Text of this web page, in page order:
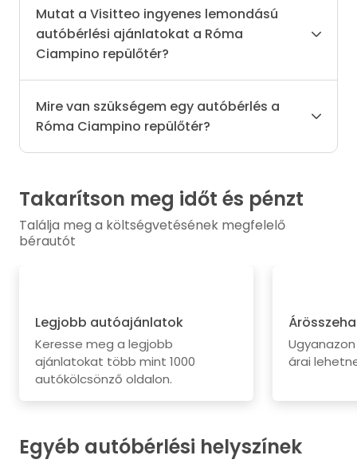
Mutat a Visitteo ingyenes lemondású
autóbérlési ajánlatokat a Róma
Ciampino repülőtér?
Mire van szükségem egy autóbérlés a
Róma Ciampino repülőtér?
Takarítson meg időt és pénzt
Találja meg a költségvetésének megfelelő
bérautót
Legjobb autóajánlatok
Keresse meg a legjobb
ajánlatokat több mint 1000
autókölcsönző oldalon.
árai
Egyéb autóbérlési helyszínek